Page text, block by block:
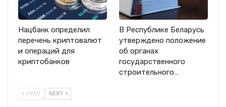
Нацбанк определил
перечень криптовалют
и операций для
криптобанков
В Республике Беларусь
утверждено положение
об органах
государственного
строительного…
PREV NEXT